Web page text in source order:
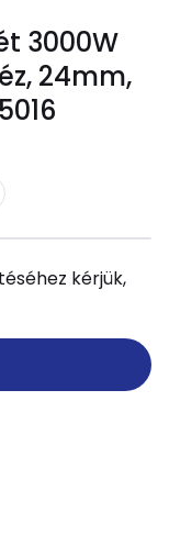
3000W
24mm,
kérjük,